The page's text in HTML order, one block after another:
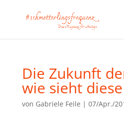
Die Zukunft
wie sieht
von Gabriele Feile | 07/Apr./